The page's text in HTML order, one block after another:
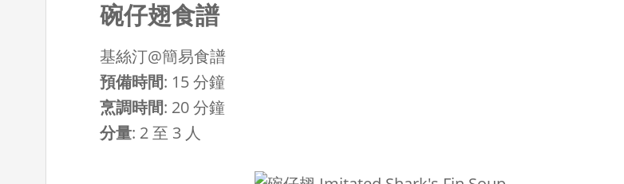
碗仔翅食譜
基絲汀@簡易食譜
預備時間: 15 分鐘
烹調時間: 20 分鐘
分量: 2 至 3 人